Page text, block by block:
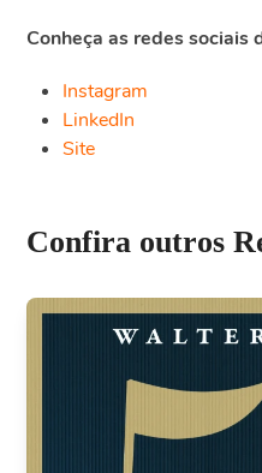
Conheça as redes sociais
Instagram
LinkedIn
Site
Confira outros